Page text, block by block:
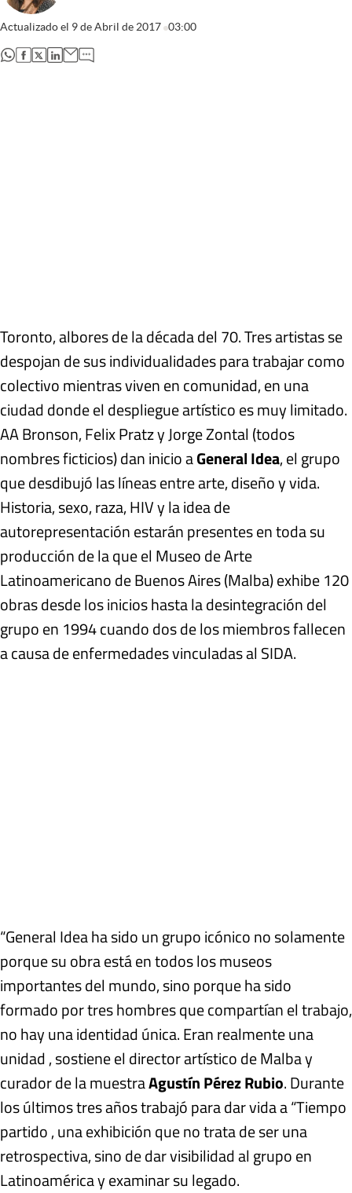
Actualizado el 9 de Abril de 2017 03:00
abre en nueva pestaña
abre en nueva pestaña
abre en nueva pestaña
abre en nueva pestaña
Toronto, albores de la década del 70. Tres artistas se
despojan de sus individualidades para trabajar como
colectivo mientras viven en comunidad, en una
ciudad donde el despliegue artístico es muy limitado.
AA Bronson, Felix Pratz y Jorge Zontal (todos
nombres ficticios) dan inicio aGeneral Idea, el grupo
que desdibujó las líneas entre arte, diseño y vida.
Historia, sexo, raza, HIV y la idea de
autorepresentación estarán presentes en toda su
producción de la que el Museo de Arte
Latinoamericano de Buenos Aires (Malba) exhibe 120
obras desde los inicios hasta la desintegración del
grupo en 1994 cuando dos de los miembros fallecen
a causa de enfermedades vinculadas al SIDA.
“General Idea ha sido un grupo icónico no solamente
porque su obra está en todos los museos
importantes del mundo, sino porque ha sido
formado por tres hombres que compartían el trabajo,
no hay una identidad única. Eran realmente una
unidad , sostiene el director artístico de Malba y
curador de la muestraAgustín Pérez Rubio. Durante
los últimos tres años trabajó para dar vida a “Tiempo
partido , una exhibición que no trata de ser una
retrospectiva, sino de dar visibilidad al grupo en
Latinoamérica y examinar su legado.